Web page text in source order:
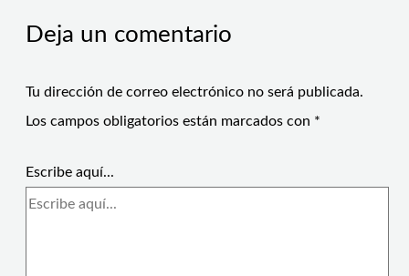
Deja un comentario
Tu dirección de correo electrónico no será publicada.
Los campos obligatorios están marcados con *
Escribe aquí...